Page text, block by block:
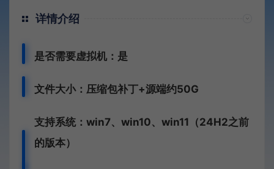
详情介绍
是否需要虚拟机：是
文件大小：压缩包补丁+源端约50G
支持系统：win7、win10、win11（24H2之前
的版本）